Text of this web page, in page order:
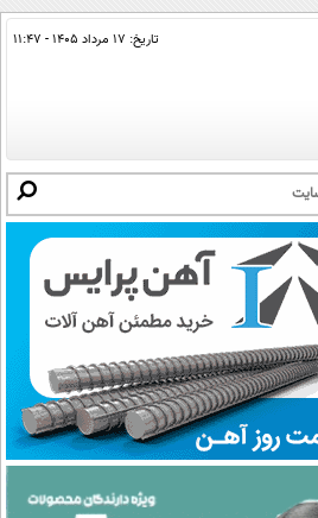
تاریخ: ۱۷ مرداد ۱۴۰۵ - ۱۱:۴۷